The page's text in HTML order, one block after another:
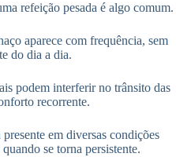
refeição pesada é algo comum.
aparece com frequência, sem
do dia a dia.
podem interferir no trânsito das
recorrente.
em diversas condições
se torna persistente.